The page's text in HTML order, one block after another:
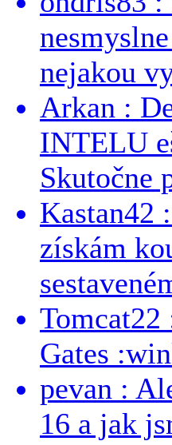
nejakou
Arkan :
INTELU
Skutočne
Kastan42
získám
Gates
pevan :
16 a jak